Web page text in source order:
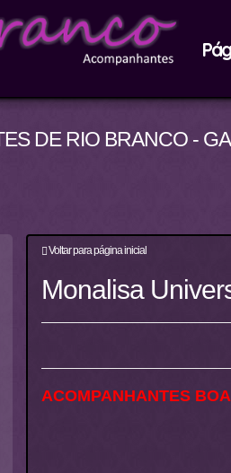
DE RIO BRANCO -
Voltar para página inicial
Monalisa
ACOMPANHANTES